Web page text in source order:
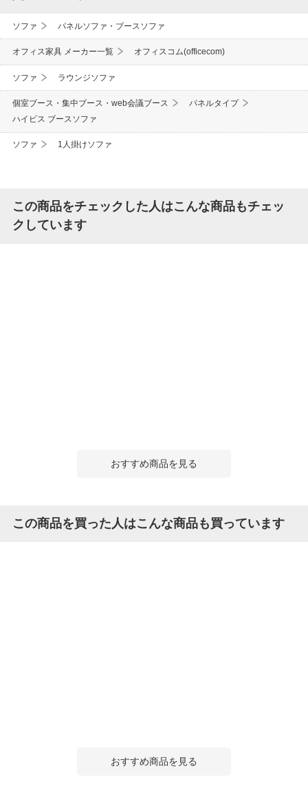
ソファ パネルソファ・ブースソファ
オフィス家具 メーカー一覧 オフィスコム(officecom)
ソファ ラウンジソファ
個室ブース・集中ブース・web会議ブース
パネルタイプ
ハイビス ブースソファ
ソファ 1人掛けソファ
この商品をチェックした人はこんな商品もチェッ
クしています
おすすめ商品を見る
この商品を買った人はこんな商品も買っています
おすすめ商品を見る